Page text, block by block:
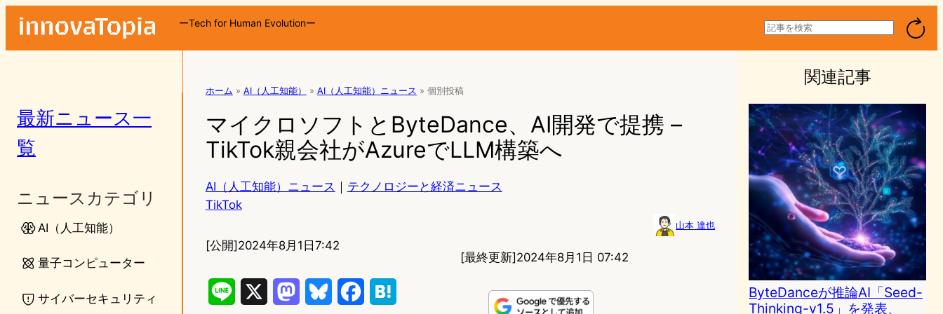
ーTech for Human Evolutionー
検
索
最新ニュース一
覧
ニュースカテゴリ
AI（人工知能）
量子コンピューター
サイバーセキュリティ
ホーム » AI（人工知能） » AI（人工知能）ニュース » 個別投稿
マイクロソフトとByteDance、AI開発で提携 –
TikTok親会社がAzureでLLM構築へ
AI（人工知能）ニュース ｜ テクノロジーと経済ニュース
TikTok
山本 達也
[公開]2024年8月1日7:42
[最終更新]2024年8月1日 07:42
関連記事
ByteDanceが推論AI「Seed-
Thinking-v1.5」を発表、